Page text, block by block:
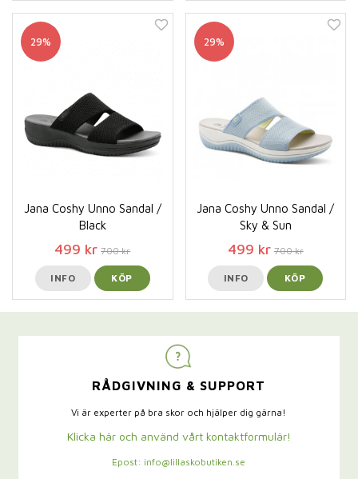
29%
Jana Coshy Unno Sandal /
Black
499 kr 700 kr
INFO KÖP
29%
Jana Coshy Unno Sandal /
Sky & Sun
499 kr 700 kr
INFO KÖP
RÅDGIVNING & SUPPORT
Vi är experter på bra skor och hjälper dig gärna!
Klicka här och använd vårt kontaktformulär!
Epost: info@lillaskobutiken.se